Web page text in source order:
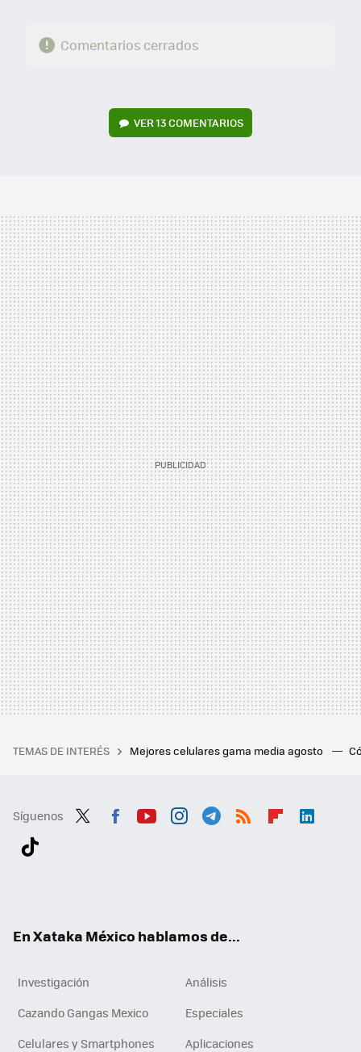
Comentarios cerrados
VER 13 COMENTARIOS
TEMAS DE INTERÉS Mejores celulares gama media agosto
Síguenos
En Xataka México hablamos de...
Investigación
Análisis
Cazando Gangas Mexico
Especiales
Celulares y Smartphones
Aplicaciones